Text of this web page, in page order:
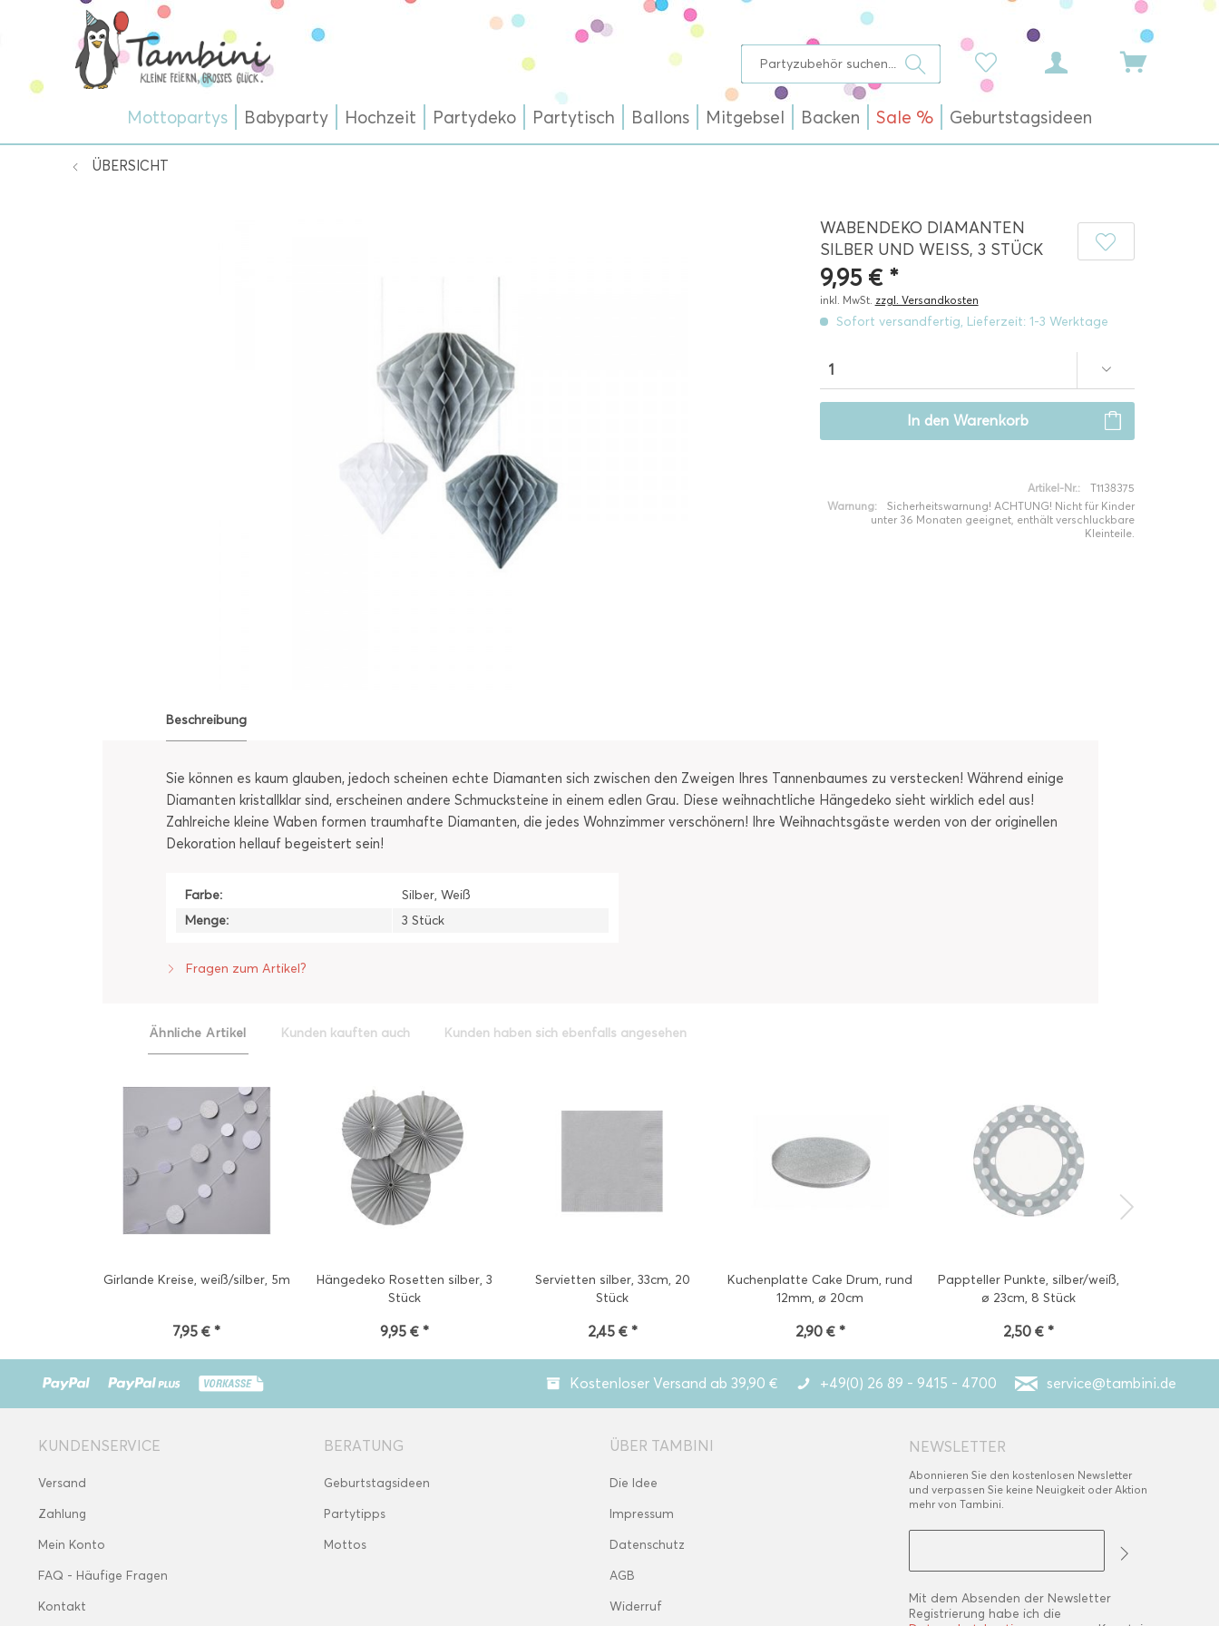
Mottopartys Babyparty Hochzeit Partydeko Partytisch Ballons Mitgebsel Backen Sale % Geburtstagsideen
ÜBERSICHT
WABENDEKO DIAMANTEN
SILBER UND WEISS, 3 STÜCK
9,95 € *
inkl. MwSt. zzgl. Versandkosten
Sofort versandfertig, Lieferzeit: 1-3 Werktage
In den Warenkorb
Artikel-Nr.:
T1138375
Warnung:
Sicherheitswarnung! ACHTUNG! Nicht für Kinder
unter 36 Monaten geeignet, enthält verschluckbare
Kleinteile.
Beschreibung
Sie können es kaum glauben, jedoch scheinen echte Diamanten sich zwischen den Zweigen Ihres Tannenbaumes zu verstecken! Während einige
Diamanten kristallklar sind, erscheinen andere Schmucksteine in einem edlen Grau. Diese weihnachtliche Hängedeko sieht wirklich edel aus!
Zahlreiche kleine Waben formen traumhafte Diamanten, die jedes Wohnzimmer verschönern! Ihre Weihnachtsgäste werden von der originellen
Dekoration hellauf begeistert sein!
Farbe:
Silber, Weiß
Menge:
3 Stück
Fragen zum Artikel?
Ähnliche Artikel Kunden kauften auch Kunden haben sich ebenfalls angesehen
Girlande Kreise, weiß/silber, 5m
7,95 € *
Hängedeko Rosetten silber, 3
Stück
9,95 € *
Servietten silber, 33cm, 20
Stück
2,45 € *
Kuchenplatte Cake Drum, rund
12mm, ø 20cm
2,90 € *
Pappteller Punkte, silber/weiß,
ø 23cm, 8 Stück
2,50 € *
Kostenloser Versand ab 39,90 € +49(0) 26 89 - 9415 - 4700 service@tambini.de
KUNDENSERVICE
Versand
Zahlung
Mein Konto
FAQ - Häufige Fragen
Kontakt
BERATUNG
Geburtstagsideen
Partytipps
Mottos
ÜBER TAMBINI
Die Idee
Impressum
Datenschutz
AGB
Widerruf
NEWSLETTER
Abonnieren Sie den kostenlosen Newsletter
und verpassen Sie keine Neuigkeit oder Aktion
mehr von Tambini.
Mit dem Absenden der Newsletter
Registrierung habe ich die